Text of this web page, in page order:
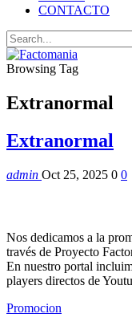
CONTACTO
Browsing Tag
Extranormal
Extranormal
admin Oct 25, 2025 0 0
Nos dedicamos a la
través de Proyecto
En nuestro portal
players directos de
Promocion